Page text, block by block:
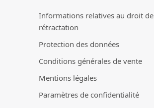
Informations relatives au droit de
rétractation
Protection des données
Conditions générales de vente
Mentions légales
Paramètres de confidentialité